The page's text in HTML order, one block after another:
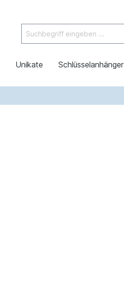
Unikate Schlüsselanhänger